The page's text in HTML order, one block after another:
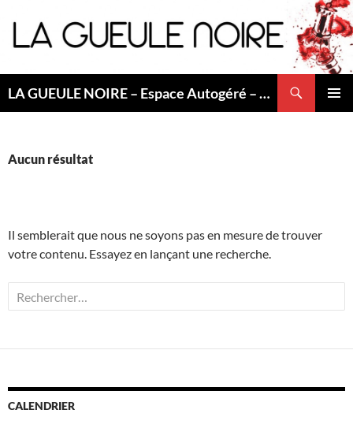
au
contenu
LA GUEULE NOIRE – Espace Autogéré – Saint Etienne
Aucun résultat
Il semblerait que nous ne soyons pas en mesure de trouver
votre contenu. Essayez en lançant une recherche.
Rechercher :
CALENDRIER